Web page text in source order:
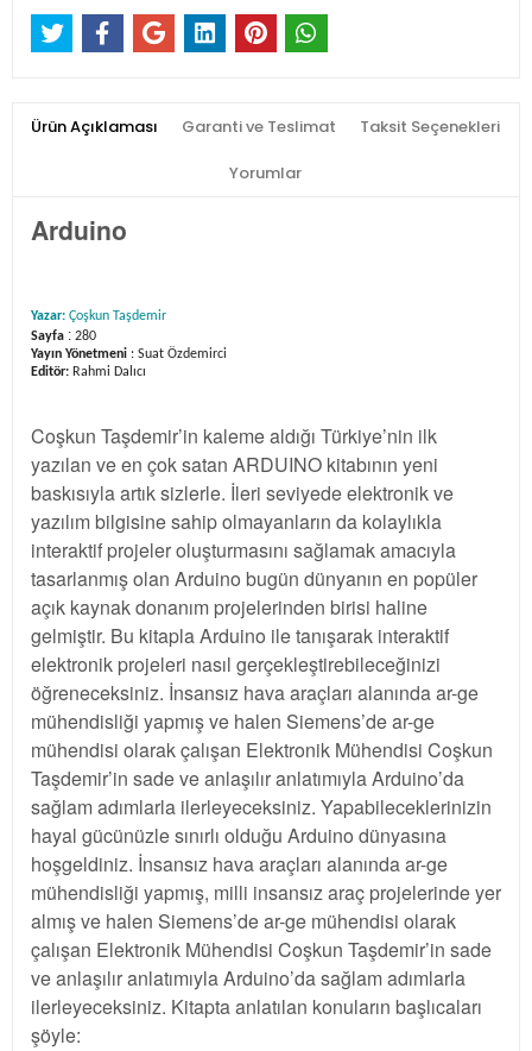
Ürün Açıklaması Garanti ve Teslimat Taksit Seçenekleri
Yorumlar
Arduino
Yazar: Çoşkun Taşdemir
Sayfa : 280
Yayın Yönetmeni : Suat Özdemirci
Editör: Rahmi Dalıcı
Coşkun Taşdemir’in kaleme aldığı Türkiye’nin ilk
yazılan ve en çok satan ARDUINO kitabının yeni
baskısıyla artık sizlerle. İleri seviyede elektronik ve
yazılım bilgisine sahip olmayanların da kolaylıkla
interaktif projeler oluşturmasını sağlamak amacıyla
tasarlanmış olan Arduino bugün dünyanın en popüler
açık kaynak donanım projelerinden birisi haline
gelmiştir. Bu kitapla Arduino ile tanışarak interaktif
elektronik projeleri nasıl gerçekleştirebileceğinizi
öğreneceksiniz. İnsansız hava araçları alanında ar-ge
mühendisliği yapmış ve halen Siemens’de ar-ge
mühendisi olarak çalışan Elektronik Mühendisi Coşkun
Taşdemir’in sade ve anlaşılır anlatımıyla Arduino’da
sağlam adımlarla ilerleyeceksiniz. Yapabileceklerinizin
hayal gücünüzle sınırlı olduğu Arduino dünyasına
hoşgeldiniz. İnsansız hava araçları alanında ar-ge
mühendisliği yapmış, milli insansız araç projelerinde yer
almış ve halen Siemens’de ar-ge mühendisi olarak
çalışan Elektronik Mühendisi Coşkun Taşdemir’in sade
ve anlaşılır anlatımıyla Arduino’da sağlam adımlarla
ilerleyeceksiniz. Kitapta anlatılan konuların başlıcaları
şöyle: